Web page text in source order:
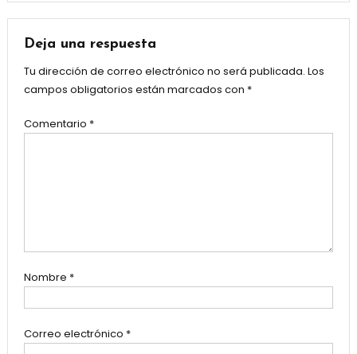
Deja una respuesta
Tu dirección de correo electrónico no será publicada. Los
campos obligatorios están marcados con *
Comentario *
Nombre *
Correo electrónico *